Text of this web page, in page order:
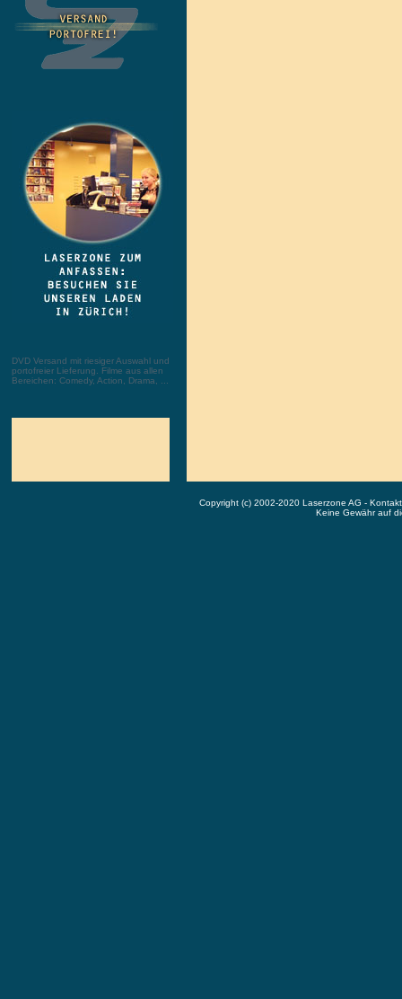
DVD Versand mit riesiger Auswahl und
portofreier Lieferung. Filme aus allen
Bereichen: Comedy, Action, Drama, ...
Copyright (c) 2002-2020 Laserzone AG -
Keine Gewähr auf